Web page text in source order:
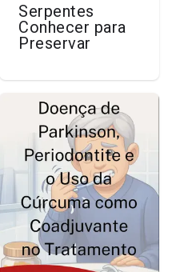
Serpentes
Conhecer para
Preservar